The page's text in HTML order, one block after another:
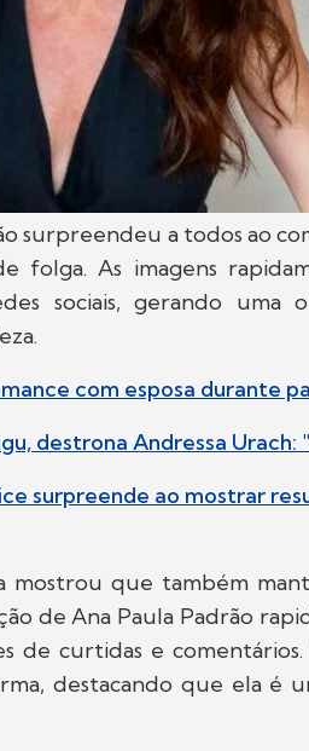
surpreendeu a todos ao
folga. As imagens
sociais, gerando uma
com esposa durante
destrona Andressa Urach:
surpreende ao mostrar
mostrou que também
de Ana Paula Padrão
de curtidas e comentários.
destacando que ela é